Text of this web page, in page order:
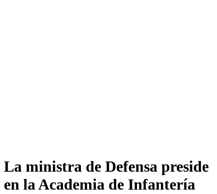
La ministra de Defensa preside
en la Academia de Infantería